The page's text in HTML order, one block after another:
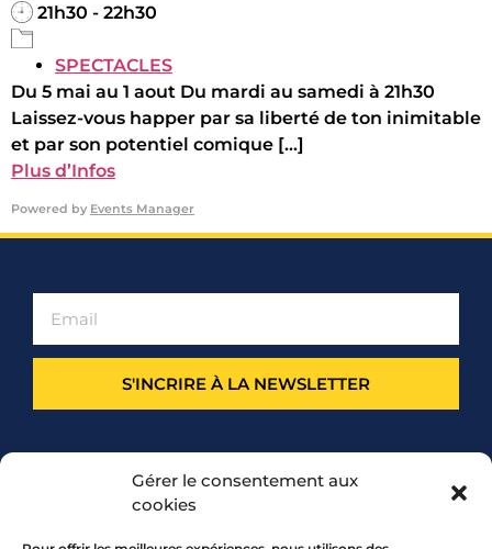
Gérer le consentement aux
cookies
21h30 - 22h30
SPECTACLES
Du 5 mai au 1 aout Du mardi au samedi à 21h30
Laissez-vous happer par sa liberté de ton inimitable
et par son potentiel comique [...]
Plus d’Infos
Powered by Events Manager
S'INCRIRE À LA NEWSLETTER